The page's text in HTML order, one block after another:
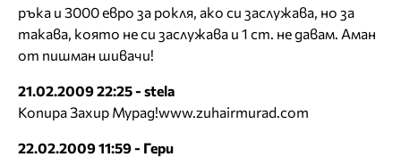
ръка и 3000 евро за рокля, ако си заслужава, но за
такава, която не си заслужава и 1 ст. не давам. Аман
от пишман шивачи!
21.02.2009 22:25 - stela
Копира Захир Мурад!www.zuhairmurad.com
22.02.2009 11:59 - Гери